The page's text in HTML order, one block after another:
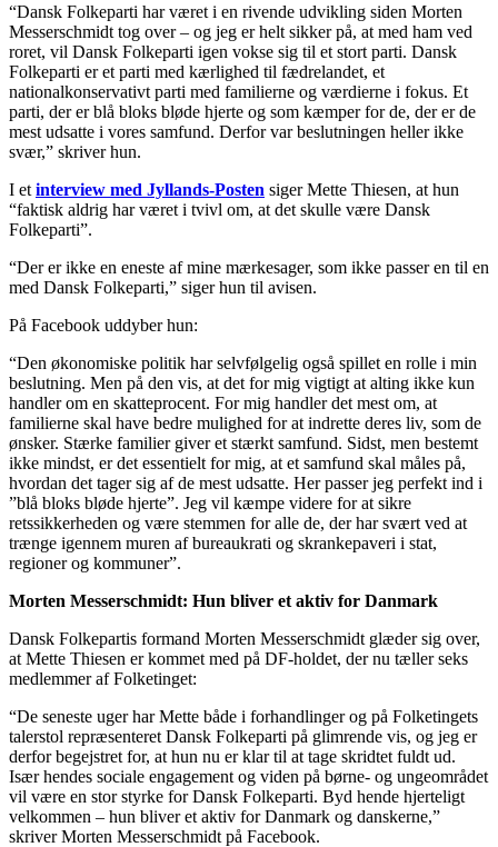
“Dansk Folkeparti har været i en rivende udvikling siden Morten
Messerschmidt tog over – og jeg er helt sikker på, at med ham ved
roret, vil Dansk Folkeparti igen vokse sig til et stort parti. Dansk
Folkeparti er et parti med kærlighed til fædrelandet, et
nationalkonservativt parti med familierne og værdierne i fokus. Et
parti, der er blå bloks bløde hjerte og som kæmper for de, der er de
mest udsatte i vores samfund. Derfor var beslutningen heller ikke
svær,” skriver hun.
I et interview med Jyllands-Posten siger Mette Thiesen, at hun
“faktisk aldrig har været i tvivl om, at det skulle være Dansk
Folkeparti”.
“Der er ikke en eneste af mine mærkesager, som ikke passer en til en
med Dansk Folkeparti,” siger hun til avisen.
På Facebook uddyber hun:
“Den økonomiske politik har selvfølgelig også spillet en rolle i min
beslutning. Men på den vis, at det for mig vigtigt at alting ikke kun
handler om en skatteprocent. For mig handler det mest om, at
familierne skal have bedre mulighed for at indrette deres liv, som de
ønsker. Stærke familier giver et stærkt samfund. Sidst, men bestemt
ikke mindst, er det essentielt for mig, at et samfund skal måles på,
hvordan det tager sig af de mest udsatte. Her passer jeg perfekt ind i
”blå bloks bløde hjerte”. Jeg vil kæmpe videre for at sikre
retssikkerheden og være stemmen for alle de, der har svært ved at
trænge igennem muren af bureaukrati og skrankepaveri i stat,
regioner og kommuner”.
Morten Messerschmidt: Hun bliver et aktiv for Danmark
Dansk Folkepartis formand Morten Messerschmidt glæder sig over,
at Mette Thiesen er kommet med på DF-holdet, der nu tæller seks
medlemmer af Folketinget:
“De seneste uger har Mette både i forhandlinger og på Folketingets
talerstol repræsenteret Dansk Folkeparti på glimrende vis, og jeg er
derfor begejstret for, at hun nu er klar til at tage skridtet fuldt ud.
Især hendes sociale engagement og viden på børne- og ungeområdet
vil være en stor styrke for Dansk Folkeparti. Byd hende hjerteligt
velkommen – hun bliver et aktiv for Danmark og danskerne,”
skriver Morten Messerschmidt på Facebook.